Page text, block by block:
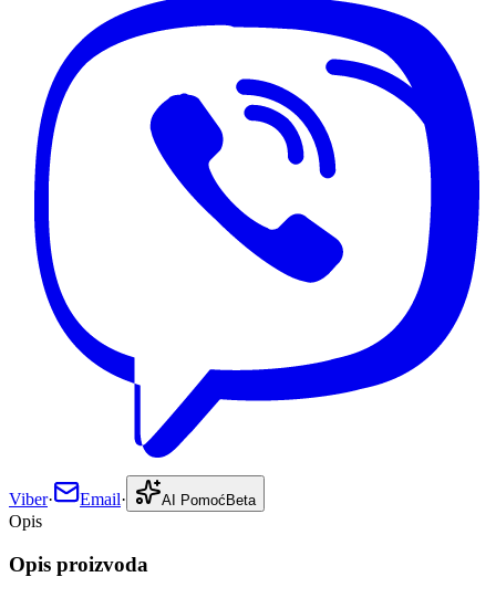
Viber· Email· AI Pomoć Beta
Opis
Opis proizvoda